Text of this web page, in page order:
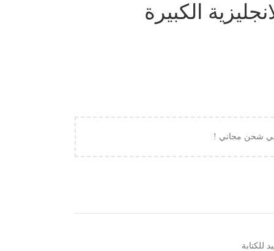
الكبيرة
شحن مجاني !
للكتابة